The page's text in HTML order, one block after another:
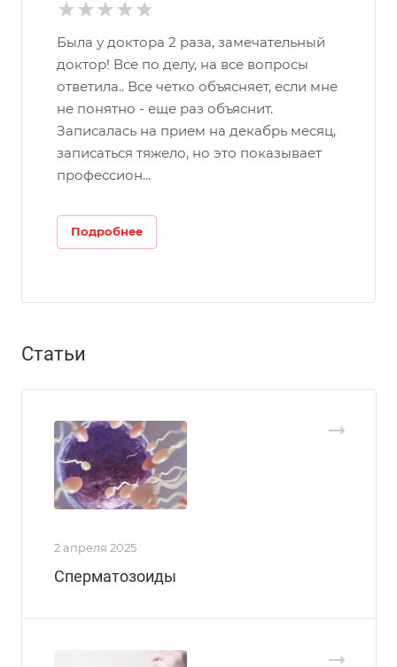
Была у доктора 2 раза, замечательный
доктор! Все по делу, на все вопросы
ответила.. Все четко объясняет, если мне
не понятно - еще раз объяснит.
Записалась на прием на декабрь месяц,
записаться тяжело, но это показывает
профессион...
Подробнее
Статьи
2 апреля 2025
Сперматозоиды